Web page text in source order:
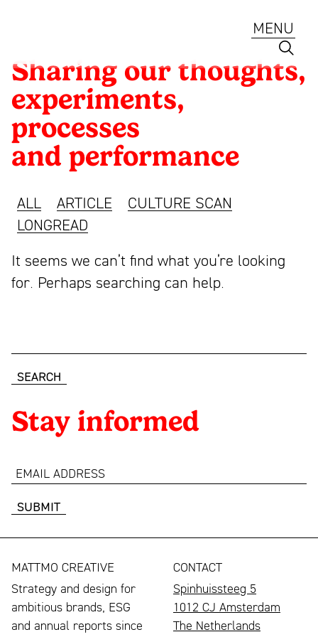
Creative
-
Amsterdam
laat
je
bloeien
met
slimme
ideeën
MENU
Branding
ESG
Annual Report
Lab
Services
Portfolio
News
Contact
Linkedin
Instagram
NL EN
Sharing our thoughts,
experiments,
processes
and performance
ALL ARTICLE
CULTURE SCAN
LONGREAD
It seems we can’t find what you’re looking
for. Perhaps searching can help.
Stay informed
email
MATTMO CREATIVE
Strategy and design for
ambitious brands, ESG
and annual reports since
CONTACT
Spinhuissteeg 5
1012 CJ Amsterdam
The Netherlands